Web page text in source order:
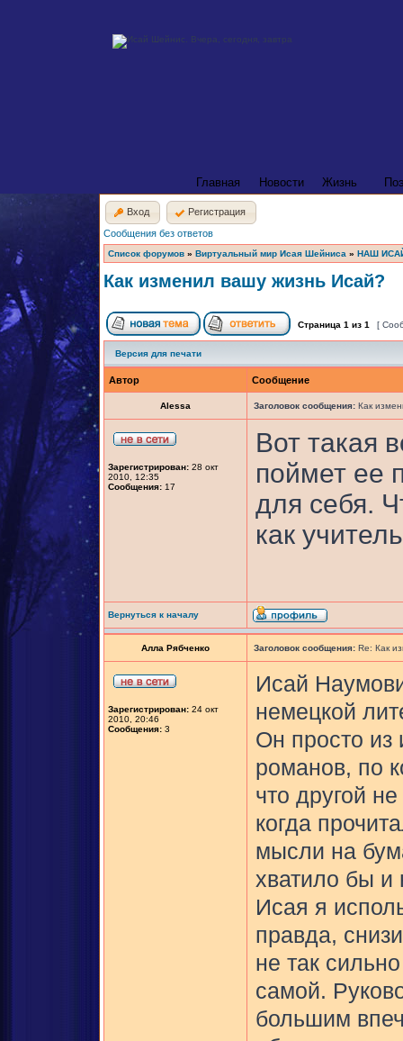
Главная Новости Жизнь
Вход
Регистрация
Сообщения без ответов
Список форумов » Виртуальный мир Исая Шейниса » НАШ
Как изменил вашу жизнь Исай?
Страница 1 из 1 [
Версия для печати
Автор Сообщение
Alessa Заголовок сообщения: Как
Зарегистрирован: 28 окт
2010, 12:35
Сообщения: 17
Вот такая
поймет ее
для себя.
как
Вернуться к началу
Алла Рябченко Заголовок сообщения: Re: Как
Зарегистрирован: 24 окт
2010, 20:46
Сообщения: 3
Исай
немецкой
Он просто из
романов, по
что другой
когда
мысли на
хватило бы
Исая я
правда,
не так
самой.
большим